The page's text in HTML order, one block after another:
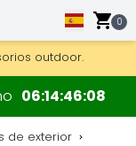
0
mapas de madera
outdoor.
06 14 46 08
de exterior